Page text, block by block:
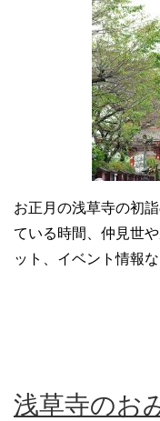
お正月の浅草寺の初
ている時間、仲見世
ット、イベント情報
浅草寺のお